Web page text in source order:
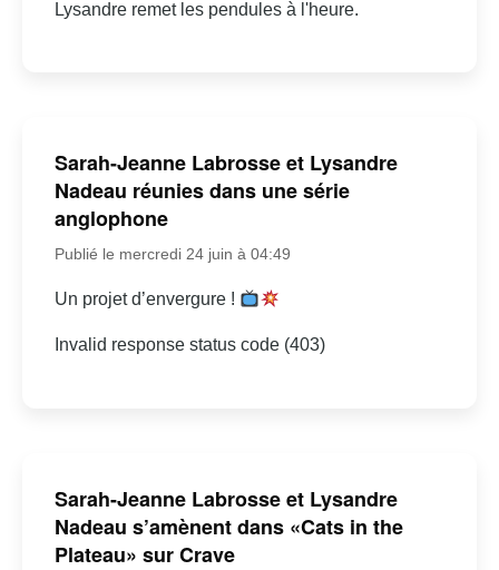
Lysandre remet les pendules à l'heure.
Sarah-Jeanne Labrosse et Lysandre
Nadeau réunies dans une série
anglophone
Publié le mercredi 24 juin à 04:49
Un projet d’envergure !
Invalid response status code (403)
Sarah-Jeanne Labrosse et Lysandre
Nadeau s’amènent dans «Cats in the
Plateau» sur Crave